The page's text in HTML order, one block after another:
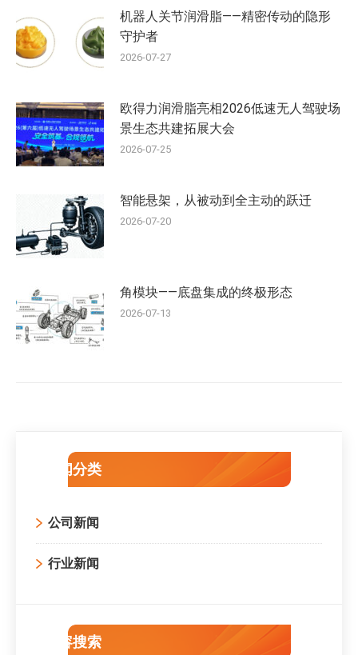
机器人关节润滑脂——精密传动的隐形
守护者
2026-07-27
欧得力润滑脂亮相2026低速无人驾驶场
景生态共建拓展大会
2026-07-25
智能悬架，从被动到全主动的跃迁
2026-07-20
角模块——底盘集成的终极形态
2026-07-13
新闻分类
公司新闻
行业新闻
内容搜索